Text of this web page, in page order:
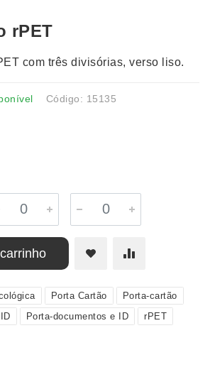
rPET
com três divisórias, verso liso.
Código: 15135
Porta Cartão
Porta-cartão
Porta-documentos e ID rPET